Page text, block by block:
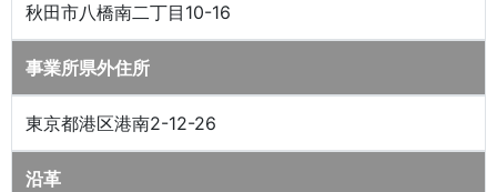
秋田市八橋南二丁目10-16
事業所県外住所
東京都港区港南2-12-26
沿革